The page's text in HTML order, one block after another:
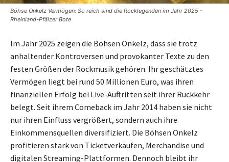
Böhse Onkelz Vermögen: So reich sind die Rocklegenden im Jahr 2025 -
Rheinland-Pfälzer Bote
Im Jahr 2025 zeigen die Böhsen Onkelz, dass sie trotz
anhaltender Kontroversen und provokanter Texte zu den
festen Größen der Rockmusik gehören. Ihr geschätztes
Vermögen liegt bei rund 50 Millionen Euro, was ihren
finanziellen Erfolg bei Live-Auftritten seit ihrer Rückkehr
belegt. Seit ihrem Comeback im Jahr 2014 haben sie nicht
nur ihren Einfluss vergrößert, sondern auch ihre
Einkommensquellen diversifiziert. Die Böhsen Onkelz
profitieren stark von Ticketverkäufen, Merchandise und
digitalen Streaming-Plattformen. Dennoch bleibt ihr